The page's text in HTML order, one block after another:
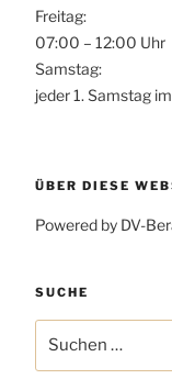
Freitag:
07:00 – 12:00 Uhr
Samstag:
jeder 1. Samstag
ÜBER DIESE
Powered by DV-
SUCHE
nach: